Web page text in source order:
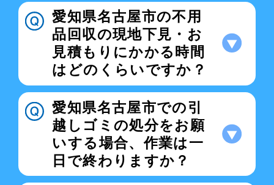
愛知県名古屋市の不用
品回収の現地下見・お
見積もりにかかる時間
はどのくらいですか？
愛知県名古屋市での引
越しゴミの処分をお願
いする場合、作業は一
日で終わりますか？